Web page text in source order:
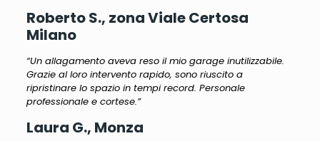
Roberto S., zona Viale Certosa
Milano
“Un allagamento aveva reso il mio garage inutilizzabile.
Grazie al loro intervento rapido, sono riuscito a
ripristinare lo spazio in tempi record. Personale
professionale e cortese.”
Laura G., Monza